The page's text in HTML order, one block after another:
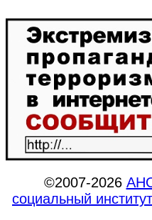
©2007-2026
социальный